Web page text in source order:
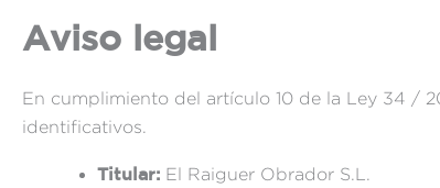
Aviso legal
En cumplimiento del artículo 10 de la Ley 34 /
identificativos.
Titular: El Raiguer Obrador S.L.